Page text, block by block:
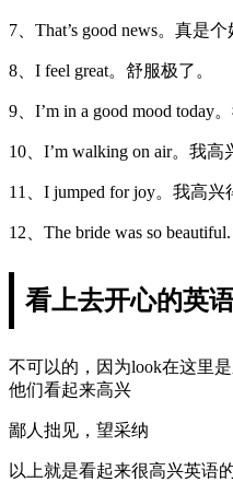
7、That’s good news。真是个
8、I feel great。舒服极了。
9、I’m in a good mood today
10、I’m walking on air。我高
11、I jumped for joy。我高兴
12、The bride was so
看上去开心的英
不可以的，因为look在这里
他们看起来高兴
鄙人拙见，望采纳
以上就是看起来很高兴英语